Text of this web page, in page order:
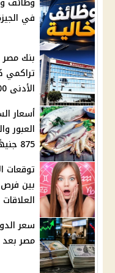
في الجيزة
بنك
الأدنى 1000 جنيه
أسعار
العبور
875 جنيهًا
توقعات
بين
سعر
مصر بعد